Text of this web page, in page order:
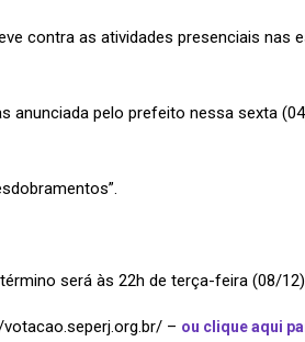
contra as atividades presenciais
anunciada pelo prefeito nessa sexta
será às 22h de terça-feira (08/
– ou clique aqui